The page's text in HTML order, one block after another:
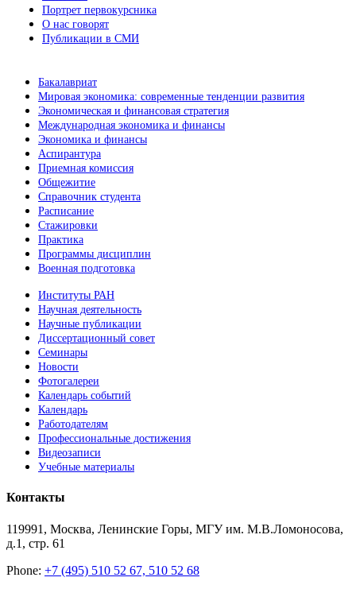
Портрет первокурсника
О нас говорят
Публикации в СМИ
Бакалавриат
Мировая экономика: современные тенденции развития
Экономическая и финансовая стратегия
Международная экономика и финансы
Экономика и финансы
Аспирантура
Приемная комиссия
Общежитие
Справочник студента
Расписание
Стажировки
Практика
Программы дисциплин
Военная подготовка
Институты РАН
Научная деятельность
Научные публикации
Диссертационный совет
Семинары
Новости
Фотогалереи
Календарь событий
Календарь
Работодателям
Профессиональные достижения
Видеозаписи
Учебные материалы
Контакты
119991, Москва, Ленинские Горы, МГУ им. М.В.Ломоносова,
д.1, стр. 61
Phone: +7 (495) 510 52 67, 510 52 68